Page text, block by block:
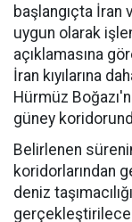
başlangıçta İran
uygun olarak
açıklamasına
İran kıyılarına
Hürmüz
güney
Belirlenen
koridorlarından
deniz